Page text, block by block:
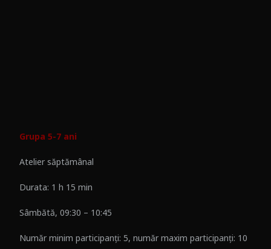
Grupa 5-7 ani
Atelier săptămânal
Durata: 1 h 15 min
Sâmbătă, 09:30 – 10:45
Număr minim participanți: 5, număr maxim participanți: 10